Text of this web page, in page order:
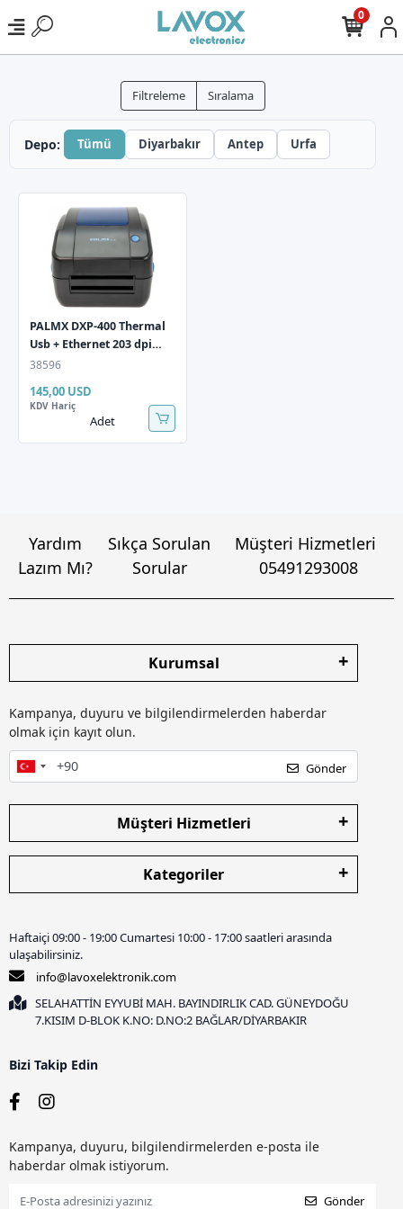
0
Filtreleme Sıralama
Depo: Tümü Diyarbakır Antep Urfa
PALMX DXP-400 Thermal
Usb + Ethernet 203 dpi
Barkod Yazıcı
38596
145,00 USD
KDV Hariç
Adet
Yardım
Lazım Mı?
Sıkça Sorulan
Sorular
Müşteri Hizmetleri
05491293008
Kurumsal
Kampanya, duyuru ve bilgilendirmelerden haberdar
olmak için kayıt olun.
Gönder
Müşteri Hizmetleri
Kategoriler
Haftaiçi 09:00 - 19:00 Cumartesi 10:00 - 17:00 saatleri arasında
ulaşabilirsiniz.
info@lavoxelektronik.com
SELAHATTİN EYYUBİ MAH. BAYINDIRLIK CAD. GÜNEYDOĞU
7.KISIM D-BLOK K.NO: D.NO:2 BAĞLAR/DİYARBAKIR
Bizi Takip Edin
Kampanya, duyuru, bilgilendirmelerden e-posta ile
haberdar olmak istiyorum.
Gönder